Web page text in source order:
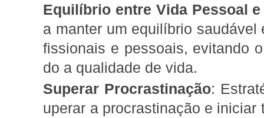
Equilíbrio entre Vida Pessoal
a manter um equilíbrio saudável
fissionais e pessoais, evitando
do a qualidade de vida.
Superar Procrastinação:
uperar a procrastinação e iniciar